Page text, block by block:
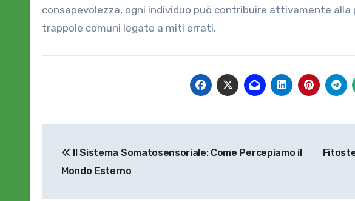
consapevolezza, ogni individuo può contribuire attivamente
trappole comuni legate a miti errati.
articoli
Il Sistema Somatosensoriale: Come Percepiamo il
Mondo Esterno